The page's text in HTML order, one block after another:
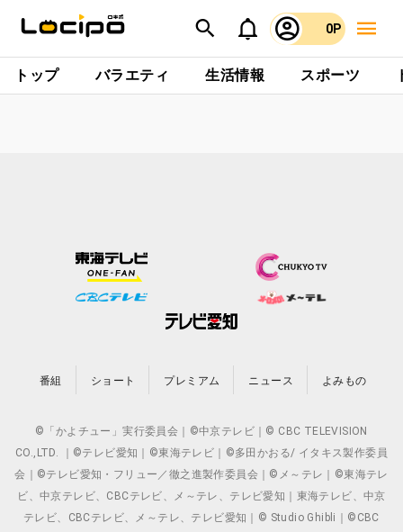
0P
トップ バラエティ 生活情報 スポーツ
番組 ショート プレミアム ニュース よみもの
©「かよチュー」実行委員会｜©中京テレビ｜© CBC TELEVISION
CO.,LTD. ｜©テレビ愛知｜©東海テレビ｜©多田かおる/ イタキス製作委員
会｜©テレビ愛知・フリュー／徹之進製作委員会｜©メ～テレ｜©東海テレ
ビ、中京テレビ、CBCテレビ、メ～テレ、テレビ愛知｜東海テレビ、中京
テレビ、CBCテレビ、メ～テレ、テレビ愛知｜© Studio Ghibli｜©CBC